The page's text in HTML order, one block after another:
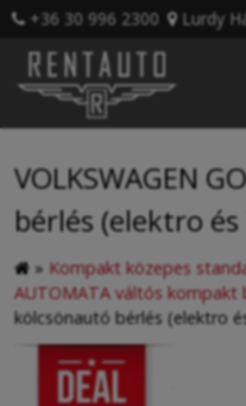
+36 30 996 2300 Lurdy
VOLKSWAGEN
bérlés (elektro
» Kompakt közepes
AUTOMATA váltós kompakt
kölcsönautó bérlés (elektro